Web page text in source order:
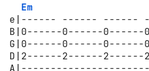
Em
e|------ ------ ------
B|0------0------
G|0------0------
D|2------2------